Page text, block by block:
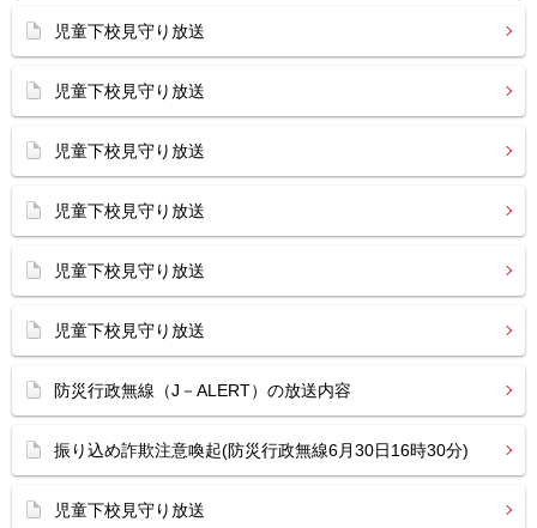
児童下校見守り放送
児童下校見守り放送
児童下校見守り放送
児童下校見守り放送
児童下校見守り放送
児童下校見守り放送
防災行政無線（J－ALERT）の放送内容
振り込め詐欺注意喚起(防災行政無線6月30日16時30分)
児童下校見守り放送